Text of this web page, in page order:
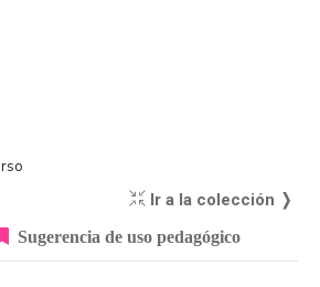
Ir a la colección ❭
Sugerencia de uso pedagógico